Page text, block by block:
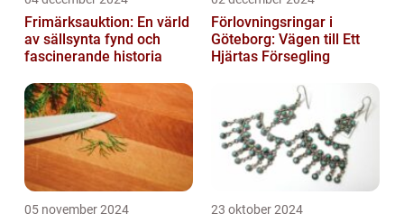
Frimärksauktion: En värld
av sällsynta fynd och
fascinerande historia
Förlovningsringar i
Göteborg: Vägen till Ett
Hjärtas Försegling
05 november 2024 23 oktober 2024